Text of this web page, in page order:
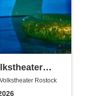
Rostock